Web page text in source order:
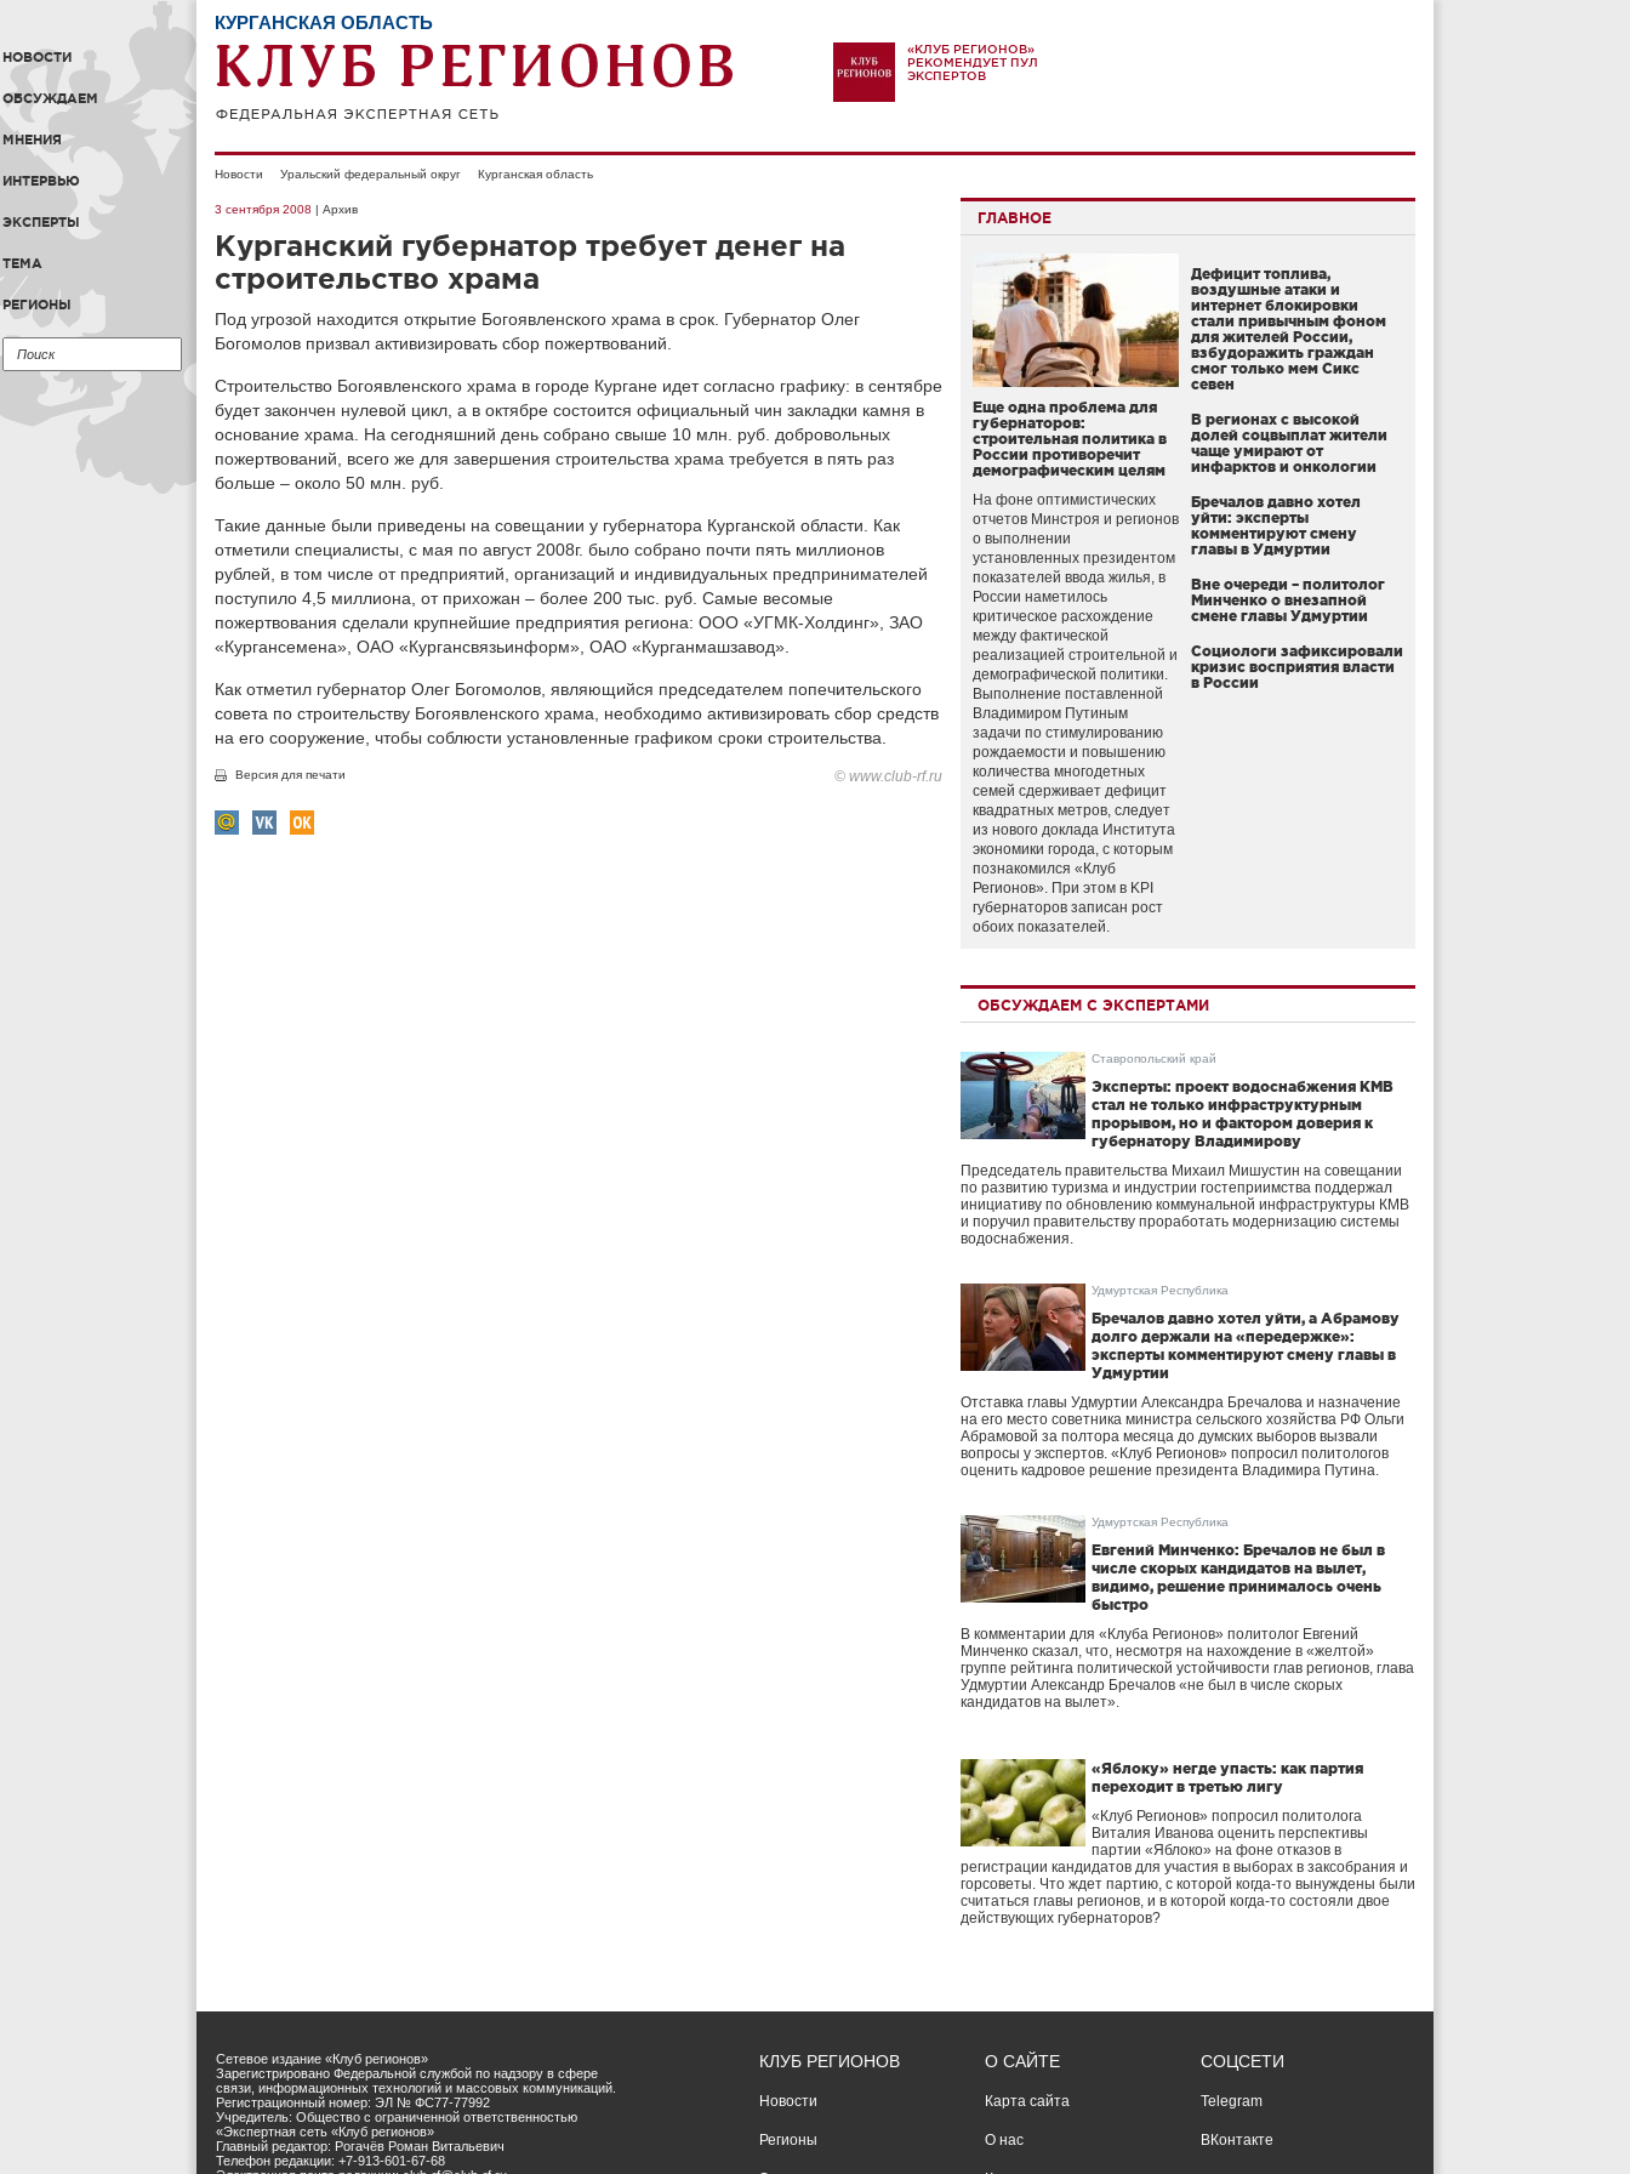
НОВОСТИ
ОБСУЖДАЕМ
МНЕНИЯ
ИНТЕРВЬЮ
ЭКСПЕРТЫ
ТЕМА
РЕГИОНЫ
КУРГАНСКАЯ ОБЛАСТЬ
«КЛУБ РЕГИОНОВ»
РЕКОМЕНДУЕТ ПУЛ
ЭКСПЕРТОВ
Новости Уральский федеральный округ Курганская область
3 сентября 2008 | Архив
Курганский губернатор требует денег на
строительство храма
Под угрозой находится открытие Богоявленского храма в срок. Губернатор Олег
Богомолов призвал активизировать сбор пожертвований.
Строительство Богоявленского храма в городе Кургане идет согласно графику: в сентябре
будет закончен нулевой цикл, а в октябре состоится официальный чин закладки камня в
основание храма. На сегодняшний день собрано свыше 10 млн. руб. добровольных
пожертвований, всего же для завершения строительства храма требуется в пять раз
больше – около 50 млн. руб.
Такие данные были приведены на совещании у губернатора Курганской области. Как
отметили специалисты, с мая по август 2008г. было собрано почти пять миллионов
рублей, в том числе от предприятий, организаций и индивидуальных предпринимателей
поступило 4,5 миллиона, от прихожан – более 200 тыс. руб. Самые весомые
пожертвования сделали крупнейшие предприятия региона: ООО «УГМК-Холдинг», ЗАО
«Кургансемена», ОАО «Кургансвязьинформ», ОАО «Курганмашзавод».
Как отметил губернатор Олег Богомолов, являющийся председателем попечительского
совета по строительству Богоявленского храма, необходимо активизировать сбор средств
на его сооружение, чтобы соблюсти установленные графиком сроки строительства.
Версия для печати © www.club-rf.ru
ГЛАВНОЕ
Еще одна проблема для
губернаторов:
строительная политика в
России противоречит
демографическим целям
На фоне оптимистических
отчетов Минстроя и регионов
о выполнении
установленных президентом
показателей ввода жилья, в
России наметилось
критическое расхождение
между фактической
реализацией строительной и
демографической политики.
Выполнение поставленной
Владимиром Путиным
задачи по стимулированию
рождаемости и повышению
количества многодетных
семей сдерживает дефицит
квадратных метров, следует
из нового доклада Института
экономики города, с которым
познакомился «Клуб
Регионов». При этом в KPI
губернаторов записан рост
обоих показателей.
Дефицит топлива,
воздушные атаки и
интернет блокировки
стали привычным фоном
для жителей России,
взбудоражить граждан
смог только мем Сикс
севен
В регионах с высокой
долей соцвыплат жители
чаще умирают от
инфарктов и онкологии
Бречалов давно хотел
уйти: эксперты
комментируют смену
главы в Удмуртии
Вне очереди – политолог
Минченко о внезапной
смене главы Удмуртии
Социологи зафиксировали
кризис восприятия власти
в России
ОБСУЖДАЕМ С ЭКСПЕРТАМИ
Ставропольский край
Эксперты: проект водоснабжения КМВ
стал не только инфраструктурным
прорывом, но и фактором доверия к
губернатору Владимирову
Председатель правительства Михаил Мишустин на совещании
по развитию туризма и индустрии гостеприимства поддержал
инициативу по обновлению коммунальной инфраструктуры КМВ
и поручил правительству проработать модернизацию системы
водоснабжения.
Удмуртская Республика
Бречалов давно хотел уйти, а Абрамову
долго держали на «передержке»:
эксперты комментируют смену главы в
Удмуртии
Отставка главы Удмуртии Александра Бречалова и назначение
на его место советника министра сельского хозяйства РФ Ольги
Абрамовой за полтора месяца до думских выборов вызвали
вопросы у экспертов. «Клуб Регионов» попросил политологов
оценить кадровое решение президента Владимира Путина.
Удмуртская Республика
Евгений Минченко: Бречалов не был в
числе скорых кандидатов на вылет,
видимо, решение принималось очень
быстро
В комментарии для «Клуба Регионов» политолог Евгений
Минченко сказал, что, несмотря на нахождение в «желтой»
группе рейтинга политической устойчивости глав регионов, глава
Удмуртии Александр Бречалов «не был в числе скорых
кандидатов на вылет».
«Яблоку» негде упасть: как партия
переходит в третью лигу
«Клуб Регионов» попросил политолога
Виталия Иванова оценить перспективы
партии «Яблоко» на фоне отказов в
регистрации кандидатов для участия в выборах в заксобрания и
горсоветы. Что ждет партию, с которой когда-то вынуждены были
считаться главы регионов, и в которой когда-то состояли двое
действующих губернаторов?
Сетевое издание «Клуб регионов»
Зарегистрировано Федеральной службой по надзору в сфере
связи, информационных технологий и массовых коммуникаций.
Регистрационный номер: ЭЛ № ФС77-77992
Учредитель: Общество с ограниченной ответственностью
«Экспертная сеть «Клуб регионов»
Главный редактор: Рогачёв Роман Витальевич
Телефон редакции: +7-913-601-67-68
КЛУБ РЕГИОНОВ
Новости
Регионы
О САЙТЕ
Карта сайта
О нас
СОЦСЕТИ
Telegram
ВКонтакте